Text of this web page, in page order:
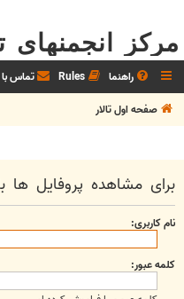
مرکز
راهنما Rules تماس با
صفحه اول تالار
برای مشاهده پروفایل ها
نام کاربری:
کلمه عبور: